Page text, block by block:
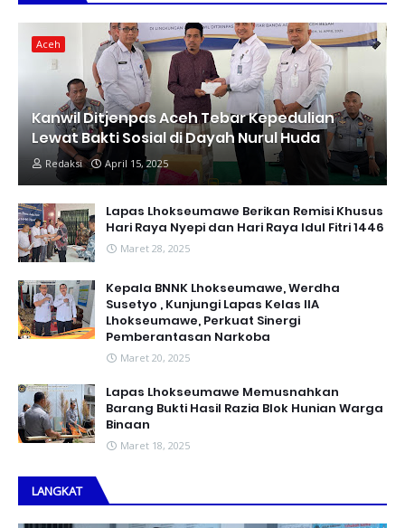
Aceh
Kanwil Ditjenpas Aceh Tebar Kepedulian
Lewat Bakti Sosial di Dayah Nurul Huda
Redaksi April 15, 2025
Lapas Lhokseumawe Berikan Remisi Khusus
Hari Raya Nyepi dan Hari Raya Idul Fitri 1446
Maret 28, 2025
Kepala BNNK Lhokseumawe, Werdha
Susetyo , Kunjungi Lapas Kelas IIA
Lhokseumawe, Perkuat Sinergi
Pemberantasan Narkoba
Maret 20, 2025
Lapas Lhokseumawe Memusnahkan
Barang Bukti Hasil Razia Blok Hunian Warga
Binaan
Maret 18, 2025
LANGKAT